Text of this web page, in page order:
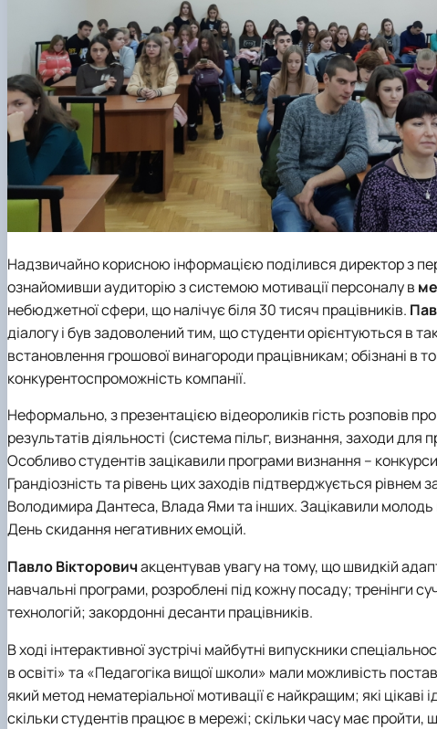
Надзвичайно корисною інформацією поділився директор з
ознайомивши аудиторію з системою мотивації персоналу в
небюджетної сфери, що налічує біля 30 тисяч працівників.
діалогу і був задоволений тим, що студенти орієнтуються в
встановлення грошової винагороди працівникам; обізнані в
конкурентоспроможність компанії.
Неформально, з презентацією відеороликів гість розповів
результатів діяльності (система пільг, визнання, заходи
Особливо студентів зацікавили програми визнання –
Грандіозність та рівень цих заходів підтверджується
Володимира Дантеса, Влада Ями та інших. Зацікавили молодь
День скидання негативних емоцій.
Павло Вікторовичакцентував увагу на тому, що швидкій
навчальні програми, розроблені під кожну посаду; тренінги
технологій; закордонні десанти працівників.
В ході інтерактивної зустрічі майбутні випускники
в освіті» та «Педагогіка вищої школи» мали можливість
який метод нематеріальної мотивації є найкращим; які цікаві
скільки студентів працює в мережі; скільки часу має